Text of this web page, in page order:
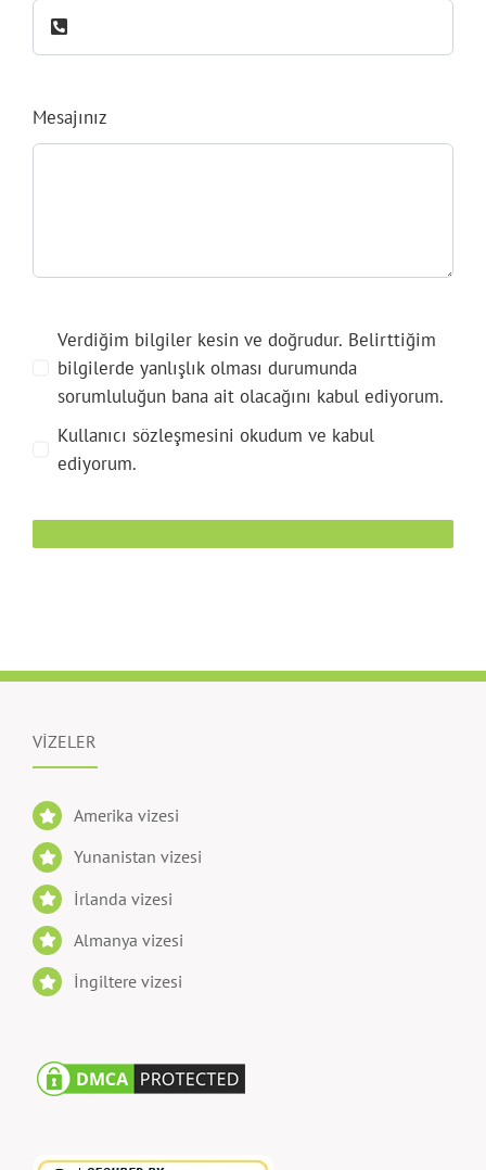
Mesajınız
Verdiğim bilgiler kesin ve doğrudur. Belirttiğim
bilgilerde yanlışlık olması durumunda
sorumluluğun bana ait olacağını kabul ediyorum.
Kullanıcı sözleşmesini okudum ve kabul
ediyorum.
VİZELER
Amerika vizesi
Yunanistan vizesi
İrlanda vizesi
Almanya vizesi
İngiltere vizesi